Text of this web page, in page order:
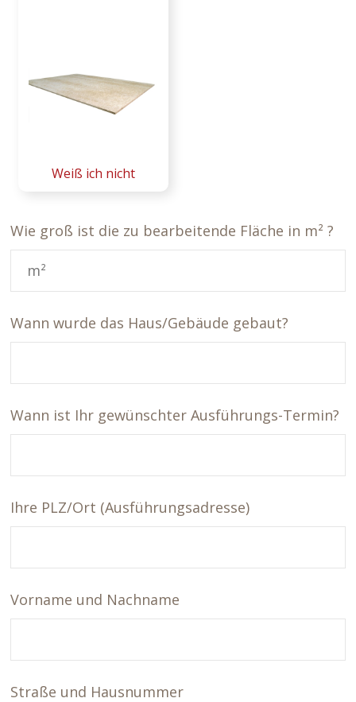
Weiß ich nicht
Wie groß ist die zu bearbeitende Fläche in m² ?
Wann wurde das Haus/Gebäude gebaut?
Wann ist Ihr gewünschter Ausführungs-Termin?
Ihre PLZ/Ort (Ausführungsadresse)
Vorname und Nachname
Straße und Hausnummer